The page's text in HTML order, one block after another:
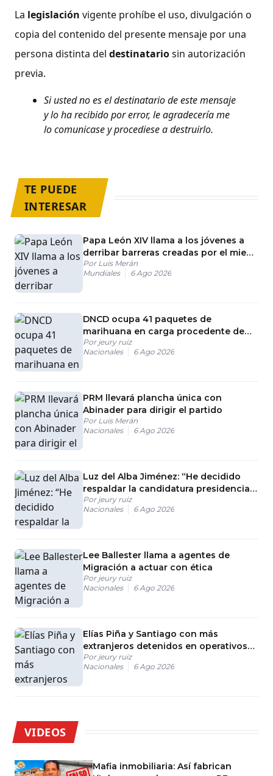
La legislación vigente prohíbe el uso, divulgación o
copia del contenido del presente mensaje por una
persona distinta del destinatariosin autorización
previa.
Si usted no es el destinatario de este mensaje
y lo ha recibido por error, le agradecería me
lo comunicase y procediese a destruirlo.
TE PUEDE
INTERESAR
Papa León XIV llama a los jóvenes a
derribar barreras creadas por el miedo
y los prejuicios
Por Luis Merán
Mundiales
6 Ago 2026
DNCD ocupa 41 paquetes de
marihuana en carga procedente de
EE. UU.
Por jeury ruiz
Nacionales
6 Ago 2026
PRM llevará plancha única con
Abinader para dirigir el partido
Por Luis Merán
Nacionales
6 Ago 2026
Luz del Alba Jiménez: “He decidido
respaldar la candidatura presidencial
de Carolina Mejía”
Por jeury ruiz
Nacionales
6 Ago 2026
Lee Ballester llama a agentes de
Migración a actuar con ética
Por jeury ruiz
Nacionales
6 Ago 2026
Elías Piña y Santiago con más
extranjeros detenidos en operativos
DGM
Por jeury ruiz
Nacionales
6 Ago 2026
VIDEOS
Mafia inmobiliaria: Así fabrican